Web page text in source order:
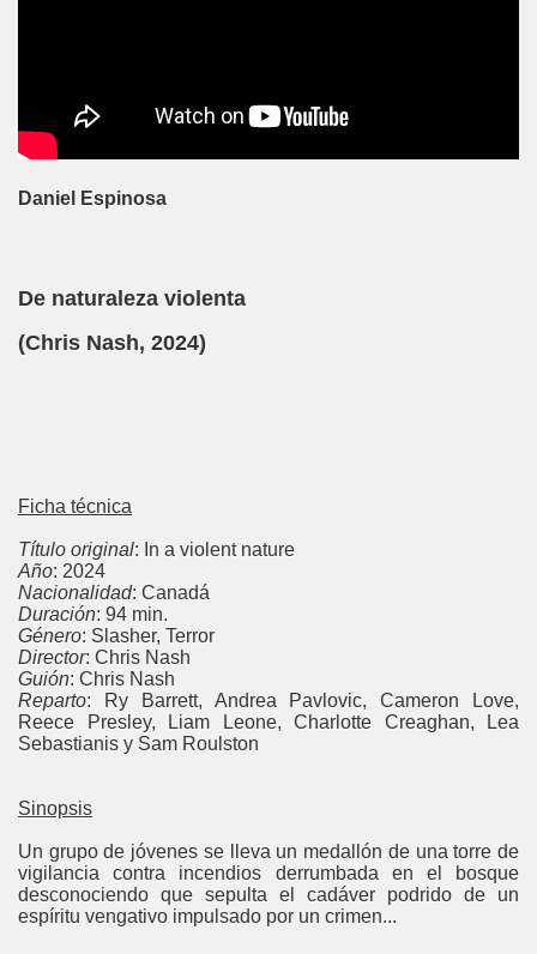
Daniel Espinosa
De naturaleza violenta
(Chris Nash, 2024)
Ficha técnica
Título original: In a violent nature
Año: 2024
Nacionalidad: Canadá
Duración: 94 min.
Género: Slasher, Terror
Director: Chris Nash
Guión: Chris Nash
Reparto: Ry Barrett, Andrea Pavlovic, Cameron Love,
Reece Presley, Liam Leone, Charlotte Creaghan, Lea
Sebastianis y Sam Roulston
Sinopsis
Un grupo de jóvenes se lleva un medallón de una torre de
vigilancia contra incendios derrumbada en el bosque
desconociendo que sepulta el cadáver podrido de un
espíritu vengativo impulsado por un crimen...